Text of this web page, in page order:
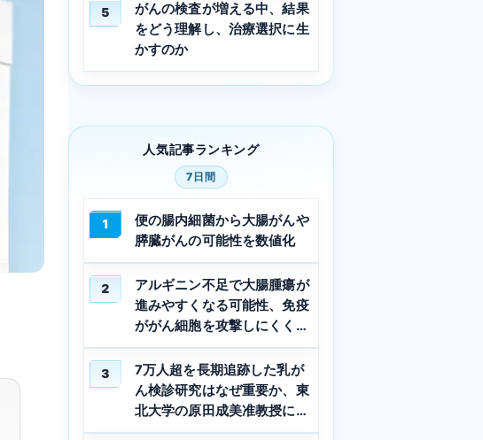
5
がんの検査が増える中、結果
をどう理解し、治療選択に生
かすのか
人気記事ランキング
7日間
1
便の腸内細菌から大腸がんや
膵臓がんの可能性を数値化
2
アルギニン不足で大腸腫瘍が
進みやすくなる可能性、免疫
ががん細胞を攻撃しにくくな
る仕組みを解明
3
7万人超を長期追跡した乳が
ん検診研究はなぜ重要か、東
北大学の原田成美准教授に聞
く Vol.3